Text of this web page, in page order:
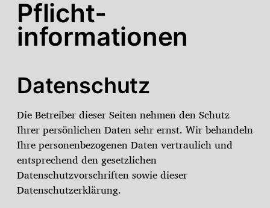
Pflicht­
informationen
Datenschutz
Die Betreiber dieser Seiten nehmen den Schutz
Ihrer persönlichen Daten sehr ernst. Wir behandeln
Ihre personenbezogenen Daten vertraulich und
entsprechend den gesetzlichen
Datenschutzvorschriften sowie dieser
Datenschutzerklärung.